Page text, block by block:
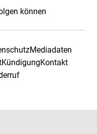
können
Mediadaten
KündigungKontakt